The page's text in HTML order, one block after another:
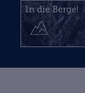
In die Berge!